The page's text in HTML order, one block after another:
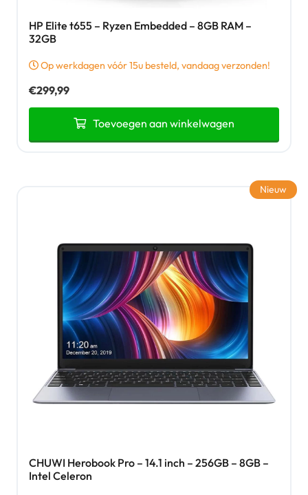
HP Elite t655 – Ryzen Embedded – 8GB RAM –
32GB
Op werkdagen vóór 15u besteld, vandaag verzonden!
€299,99
Toevoegen aan winkelwagen
CHUWI Herobook Pro – 14.1 inch – 256GB – 8GB –
Intel Celeron
Nieuw